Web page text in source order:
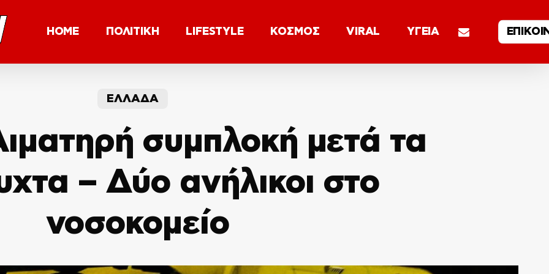
HOME ΠΟΛΙΤΙΚΗ LIFESTYLE ΚΟΣΜΟΣ VIRAL ΥΓΕΙΑ email
ΕΛΛΑΔΑ
συμπλοκή μετά τα
– Δύο ανήλικοι στο
νοσοκομείο